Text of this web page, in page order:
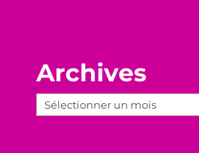
Archives
Archives